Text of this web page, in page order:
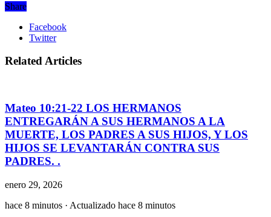
Share
Facebook
Twitter
Related Articles
Mateo 10:21-22 LOS HERMANOS
ENTREGARÁN A SUS HERMANOS A LA
MUERTE, LOS PADRES A SUS HIJOS, Y LOS
HIJOS SE LEVANTARÁN CONTRA SUS
PADRES. .
enero 29, 2026
hace 8 minutos · Actualizado hace 8 minutos